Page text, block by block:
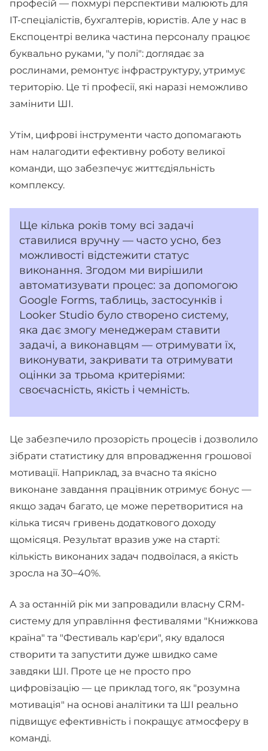
професій — похмурі перспективи малюють для
IT-спеціалістів, бухгалтерів, юристів. Але у нас в
Експоцентрі велика частина персоналу працює
буквально руками, "у полі": доглядає за
рослинами, ремонтує інфраструктуру, утримує
територію. Це ті професії, які наразі неможливо
замінити ШІ.
Утім, цифрові інструменти часто допомагають
нам налагодити ефективну роботу великої
команди, що забезпечує життєдіяльність
комплексу.
Ще кілька років тому всі задачі
ставилися вручну — часто усно, без
можливості відстежити статус
виконання. Згодом ми вирішили
автоматизувати процес: за допомогою
Google Forms, таблиць, застосунків і
Looker Studio було створено систему,
яка дає змогу менеджерам ставити
задачі, а виконавцям — отримувати їх,
виконувати, закривати та отримувати
оцінки за трьома критеріями:
своєчасність, якість і чемність.
Це забезпечило прозорість процесів і дозволило
зібрати статистику для впровадження грошової
мотивації. Наприклад, за вчасно та якісно
виконане завдання працівник отримує бонус —
якщо задач багато, це може перетворитися на
кілька тисяч гривень додаткового доходу
щомісяця. Результат вразив уже на старті:
кількість виконаних задач подвоїлася, а якість
зросла на 30–40%.
А за останній рік ми запровадили власну CRM-
систему для управління фестивалями "Книжкова
країна" та "Фестиваль кар'єри", яку вдалося
створити та запустити дуже швидко саме
завдяки ШІ. Проте це не просто про
цифровізацію — це приклад того, як "розумна
мотивація" на основі аналітики та ШІ реально
підвищує ефективність і покращує атмосферу в
команді.